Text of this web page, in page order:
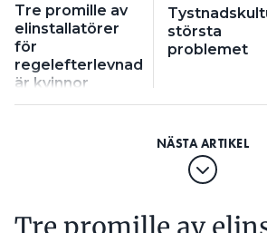
Tre promille av
elinstallatörer
för
regelefterlevnad
är kvinnor
största
problemet